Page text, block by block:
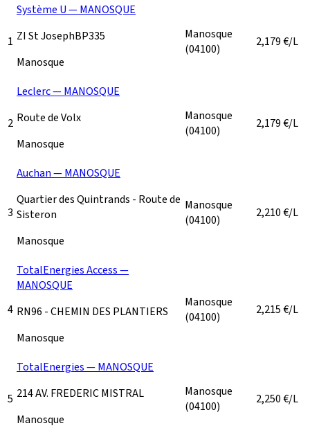
1
Système U — MANOSQUE
ZI St JosephBP335
Manosque
Manosque
(04100)
2,179€/L
2
Leclerc — MANOSQUE
Route de Volx
Manosque
Manosque
(04100)
2,179€/L
3
Auchan — MANOSQUE
Quartier des Quintrands - Route de
Sisteron
Manosque
Manosque
(04100)
2,210€/L
4
TotalEnergies Access —
MANOSQUE
RN96 - CHEMIN DES PLANTIERS
Manosque
Manosque
(04100)
2,215€/L
5
TotalEnergies — MANOSQUE
214 AV. FREDERIC MISTRAL
Manosque
Manosque
(04100)
2,250€/L